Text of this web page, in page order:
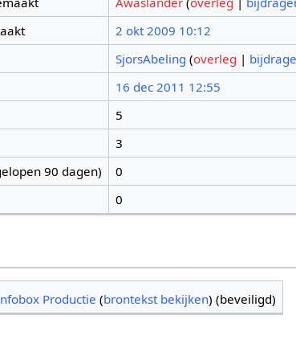
2 okt 2009 10:12
SjorsAbeling (overleg |
16 dec 2011 12:55
5
3
90 dagen)
0
0
Productie (brontekst bekijken) (beveiligd)